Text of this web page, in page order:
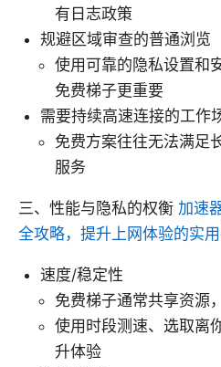
有日志政策
规避区域审查的普通浏览
使用可靠的隐私设置和
免费梯子更重要
需要持续高速连接的工作
免费方案往往无法满足
服务
三、性能与隐私的权衡 加速
全攻略，提升上网体验的实
速度/稳定性
免费梯子通常共享资源
使用时段测速、选取离
升体验